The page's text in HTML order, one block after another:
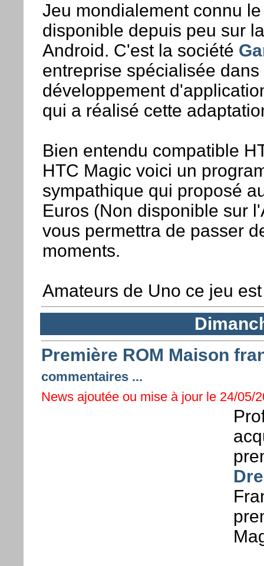
Jeu mondialement connu
disponible depuis peu sur
Android. C'est la société
entreprise spécialisée dans
développement
qui a réalisé cette
Bien entendu compatible
HTC Magic voici un
sympathique qui proposé
Euros (Non disponible sur
vous permettra de passer
moments.
Amateurs de Uno ce jeu
Première ROM Maison
commentaires ...
News ajoutée ou mise à jour le 24/05/